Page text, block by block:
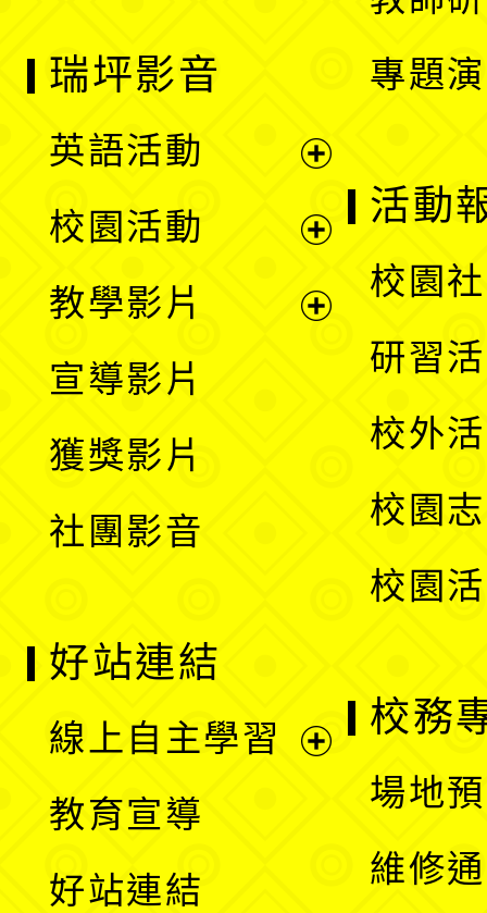
專題
瑞坪影音
英語活動
選
校園活動
教學影片
宣導影片
獲獎影片
社團影音
活動
校園
研習
校外
校園
校園
好站連結
線上自主學習
教育宣導
好站連結
校務
場地
維修